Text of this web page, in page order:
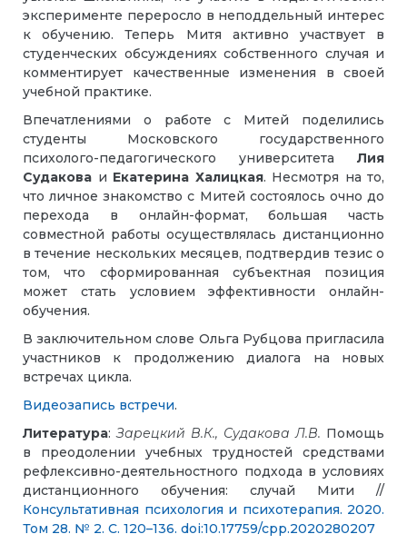
эксперименте переросло в неподдельный интерес
к обучению. Теперь Митя активно участвует в
студенческих обсуждениях собственного случая и
комментирует качественные изменения в своей
учебной практике.
Впечатлениями о работе с Митей поделились
студенты Московского государственного
психолого-педагогического университета Лия
Судакова и Екатерина Халицкая. Несмотря на то,
что личное знакомство с Митей состоялось очно до
перехода в онлайн-формат, большая часть
совместной работы осуществлялась дистанционно
в течение нескольких месяцев, подтвердив тезис о
том, что сформированная субъектная позиция
может стать условием эффективности онлайн-
обучения.
В заключительном слове Ольга Рубцова пригласила
участников к продолжению диалога на новых
встречах цикла.
Видеозапись встречи.
Литература:Зарецкий В.К., Судакова Л.В. Помощь
в преодолении учебных трудностей средствами
рефлексивно-деятельностного подхода в условиях
дистанционного обучения: случай Мити //
Консультативная психология и психотерапия. 2020.
Том 28. № 2. С. 120–136. doi:10.17759/cpp.2020280207